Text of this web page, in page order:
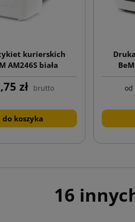
kurierskich
AM246S biała
zł brutto
do koszyka
od
16